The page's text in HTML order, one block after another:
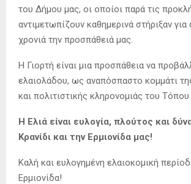
του Δήμου μας, οι οποίοι παρά τις
αντιμετωπίζουν καθημερινά στήριξαν για
χρονιά την προσπάθειά μας.
Η Γιορτή είναι μια προσπάθεια να
ελαιολάδου, ως αναπόσπαστο κομμάτι
και πολιτιστικής κληρονομιάς του
Η Ελιά είναι ευλογία, πλούτος και
Κρανίδι και την Ερμιονίδα μας!
Καλή και ευλογημένη ελαιοκομική
Ερμιονίδα!